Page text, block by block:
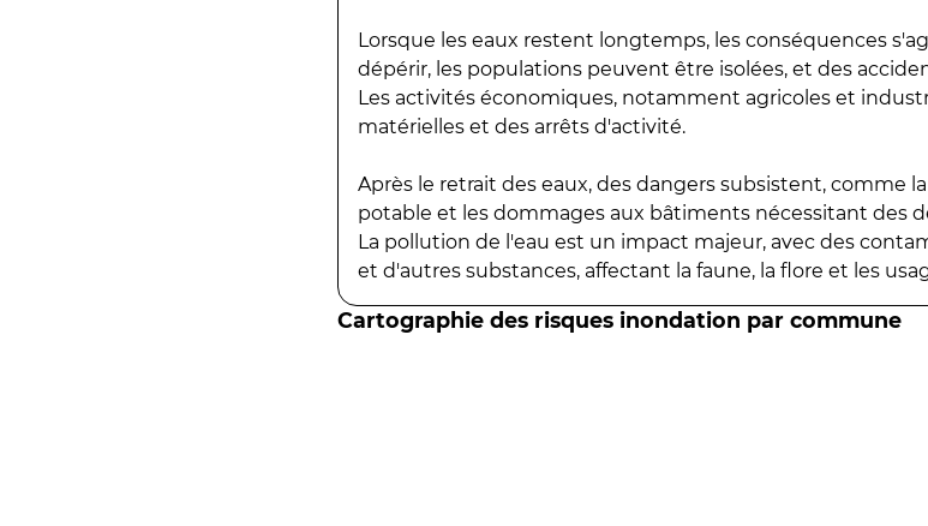
Lorsque les eaux restent longtemps, les conséquences
dépérir, les populations peuvent être isolées, et des
Les activités économiques, notamment agricoles et
matérielles et des arrêts d'activité.
Après le retrait des eaux, des dangers subsistent, comme
potable et les dommages aux bâtiments nécessitant des
La pollution de l'eau est un impact majeur, avec des
et d'autres substances, affectant la faune, la flore et les
Cartographie des risques inondation par commune